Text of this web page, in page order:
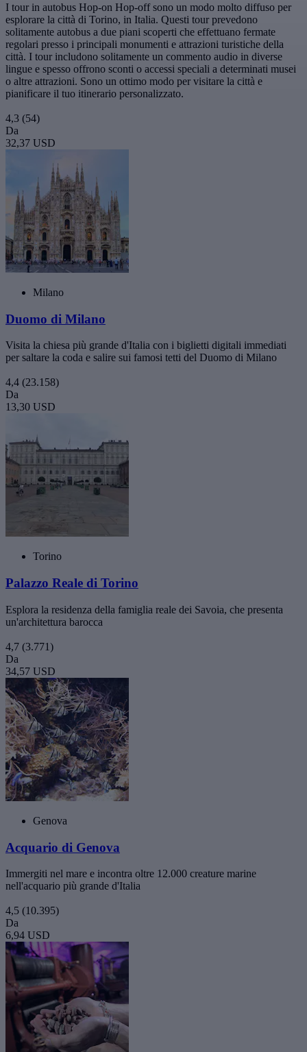
I tour in autobus Hop-on Hop-off sono un modo molto diffuso per
esplorare la città di Torino, in Italia. Questi tour prevedono
solitamente autobus a due piani scoperti che effettuano fermate
regolari presso i principali monumenti e attrazioni turistiche della
città. I tour includono solitamente un commento audio in diverse
lingue e spesso offrono sconti o accessi speciali a determinati musei
o altre attrazioni. Sono un ottimo modo per visitare la città e
pianificare il tuo itinerario personalizzato.
4,3 (54)
Da
32,37 USD
Milano
Duomo di Milano
Visita la chiesa più grande d'Italia con i biglietti digitali immediati
per saltare la coda e salire sui famosi tetti del Duomo di Milano
4,4 (23.158)
Da
13,30 USD
Torino
Palazzo Reale di Torino
Esplora la residenza della famiglia reale dei Savoia, che presenta
un'architettura barocca
4,7 (3.771)
Da
34,57 USD
Genova
Acquario di Genova
Immergiti nel mare e incontra oltre 12.000 creature marine
nell'acquario più grande d'Italia
4,5 (10.395)
Da
6,94 USD